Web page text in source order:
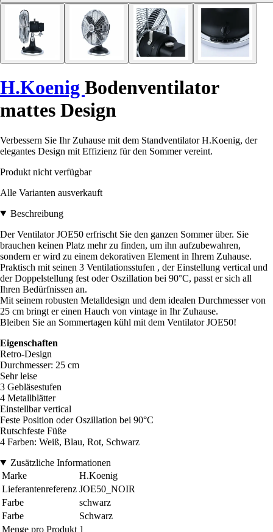
H.Koenig Bodenventilator
mattes Design
Verbessern Sie Ihr Zuhause mit dem Standventilator H.Koenig, der
elegantes Design mit Effizienz für den Sommer vereint.
Produkt nicht verfügbar
Alle Varianten ausverkauft
Beschreibung
Der Ventilator JOE50 erfrischt Sie den ganzen Sommer über. Sie
brauchen keinen Platz mehr zu finden, um ihn aufzubewahren,
sondern er wird zu einem dekorativen Element in Ihrem Zuhause.
Praktisch mit seinen 3 Ventilationsstufen , der Einstellung vertical und
der Doppelstellung fest oder Oszillation bei 90°C, passt er sich all
Ihren Bedürfnissen an.
Mit seinem robusten Metalldesign und dem idealen Durchmesser von
25 cm bringt er einen Hauch von vintage in Ihr Zuhause.
Bleiben Sie an Sommertagen kühl mit dem Ventilator JOE50!
Eigenschaften
Retro-Design
Durchmesser: 25 cm
Sehr leise
3 Gebläsestufen
4 Metallblätter
Einstellbar vertical
Feste Position oder Oszillation bei 90°C
Rutschfeste Füße
4 Farben: Weiß, Blau, Rot, Schwarz
Zusätzliche Informationen
Marke
H.Koenig
Lieferantenreferenz JOE50_NOIR
Farbe
schwarz
Farbe
Schwarz
Menge pro Produkt 1